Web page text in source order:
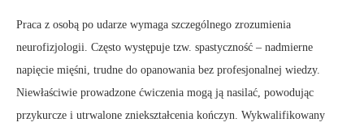
Praca z osobą po udarze wymaga szczególnego zrozumienia
neurofizjologii. Często występuje tzw. spastyczność – nadmierne
napięcie mięśni, trudne do opanowania bez profesjonalnej wiedzy.
Niewłaściwie prowadzone ćwiczenia mogą ją nasilać, powodując
przykurcze i utrwalone zniekształcenia kończyn. Wykwalifikowany